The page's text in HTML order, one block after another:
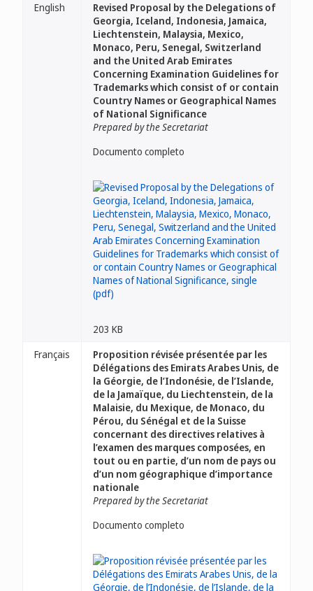
English
Revised Proposal by the Delegations of
Georgia, Iceland, Indonesia, Jamaica,
Liechtenstein, Malaysia, Mexico,
Monaco, Peru, Senegal, Switzerland
and the United Arab Emirates
Concerning Examination Guidelines for
Trademarks which consist of or contain
Country Names or Geographical Names
of National Significance
Prepared by the Secretariat
Documento completo
203 KB
Français
Proposition révisée présentée par les
Délégations des Emirats Arabes Unis, de
la Géorgie, de l’Indonésie, de l’Islande,
de la Jamaïque, du Liechtenstein, de la
Malaisie, du Mexique, de Monaco, du
Pérou, du Sénégal et de la Suisse
concernant des directives relatives à
l’examen des marques composées, en
tout ou en partie, d’un nom de pays ou
d’un nom géographique d’importance
nationale
Prepared by the Secretariat
Documento completo